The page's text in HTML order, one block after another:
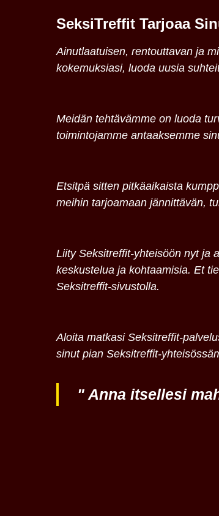
SeksiTreffit Tarjoaa
Ainutlaatuisen, rentouttavan ja
kokemuksiasi, luoda uusia
Meidän tehtävämme on luoda
toimintojamme antaaksemme
Etsitpä sitten pitkäaikaista
meihin tarjoamaan jännittävän,
Liity Seksitreffit-yhteisöön nyt ja
keskustelua ja kohtaamisia. Et
Seksitreffit-sivustolla.
Aloita matkasi Seksitreffit-
sinut pian Seksitreffit-
" Anna itsellesi